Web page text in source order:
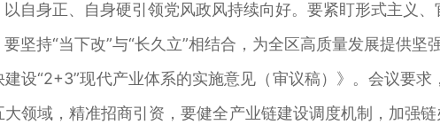
自身正、自身硬引领党风政风持续向好。要紧盯形式主义
坚持“当下改”与“长久立”相结合，为全区高质量发展提供坚
“2+3”现代产业体系的实施意见（审议稿）》。会议要求
领域，精准招商引资，要健全产业链建设调度机制，加强